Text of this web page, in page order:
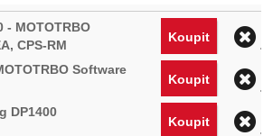
Koupit
Koupit
Koupit